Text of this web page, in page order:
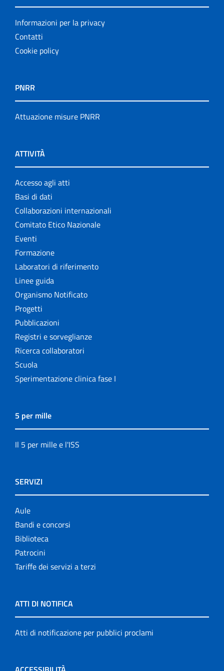
Informazioni per la privacy
Contatti
Cookie policy
PNRR
Attuazione misure PNRR
ATTIVITÀ
Accesso agli atti
Basi di dati
Collaborazioni internazionali
Comitato Etico Nazionale
Eventi
Formazione
Laboratori di riferimento
Linee guida
Organismo Notificato
Progetti
Pubblicazioni
Registri e sorveglianze
Ricerca collaboratori
Scuola
Sperimentazione clinica fase I
5 per mille
Il 5 per mille e l'ISS
SERVIZI
Aule
Bandi e concorsi
Biblioteca
Patrocini
Tariffe dei servizi a terzi
ATTI DI NOTIFICA
Atti di notificazione per pubblici proclami